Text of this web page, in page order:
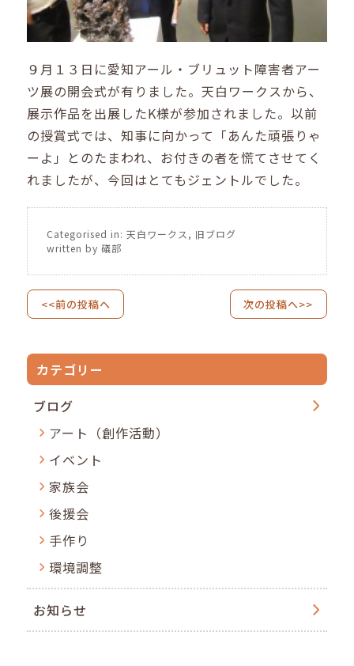
９月１３日に愛知アール・ブリュット障害者アー
ツ展の開会式が有りました。天白ワークスから、
展示作品を出展したK様が参加されました。以前
の授賞式では、知事に向かって「あんた頑張りゃ
ーよ」とのたまわれ、お付きの者を慌てさせてく
れましたが、今回はとてもジェントルでした。
Categorised in:天白ワークス , 旧ブログ
written by 礒部
<<前の投稿へ 次の投稿へ>>
カテゴリー
ブログ
アート（創作活動）
イベント
家族会
後援会
手作り
環境調整
お知らせ